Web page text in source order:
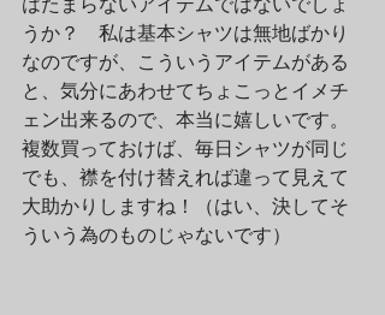
はたまらないアイテムではないでしょ
うか？　私は基本シャツは無地ばかり
なのですが、こういうアイテムがある
と、気分にあわせてちょこっとイメチ
ェン出来るので、本当に嬉しいです。
複数買っておけば、毎日シャツが同じ
でも、襟を付け替えれば違って見えて
大助かりしますね！（はい、決してそ
ういう為のものじゃないです）